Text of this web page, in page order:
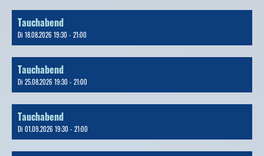
Tauchabend
Di 18.08.2026 19:30 - 21:00
Tauchabend
Di 25.08.2026 19:30 - 21:00
Tauchabend
Di 01.09.2026 19:30 - 21:00